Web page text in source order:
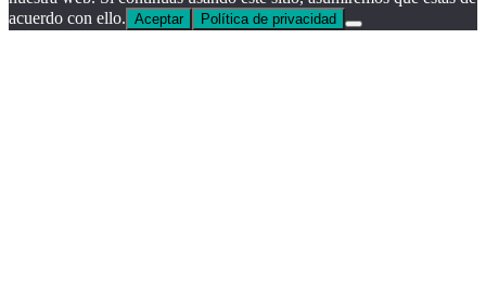
acuerdo con ello. Aceptar Política de privacidad